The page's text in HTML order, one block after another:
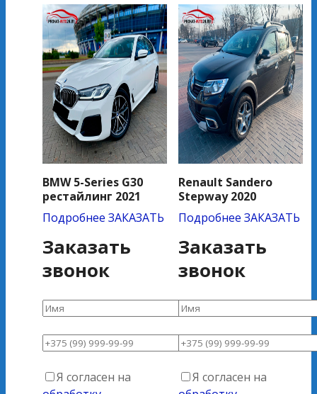
BMW 5-Series G30
рестайлинг 2021
Подробнее ЗАКАЗАТЬ
Заказать
звонок
Я согласен на
Renault Sandero
Stepway 2020
Подробнее ЗАКАЗАТЬ
Заказать
звонок
Я согласен на